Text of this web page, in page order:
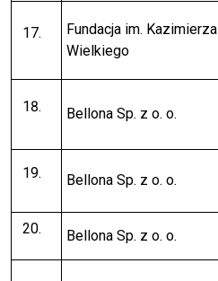
Fundacja im. Kazimierza
Wielkiego
Bellona Sp. z o. o.
Bellona Sp. z o. o.
Bellona Sp. z o. o.